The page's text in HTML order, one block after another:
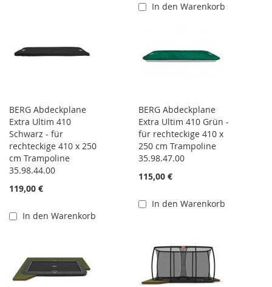
In den Warenkorb
BERG Abdeckplane
Extra Ultim 410
Schwarz - für
rechteckige 410 x 250
cm Trampoline
35.98.44.00
119,00 €
In den Warenkorb
BERG Abdeckplane
Extra Ultim 410 Grün -
für rechteckige 410 x
250 cm Trampoline
35.98.47.00
115,00 €
In den Warenkorb